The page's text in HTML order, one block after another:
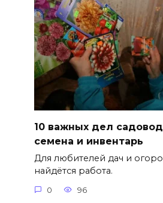
10 важных дел
семена и инвентарь
Для любителей дач и
найдётся работа.
0 96